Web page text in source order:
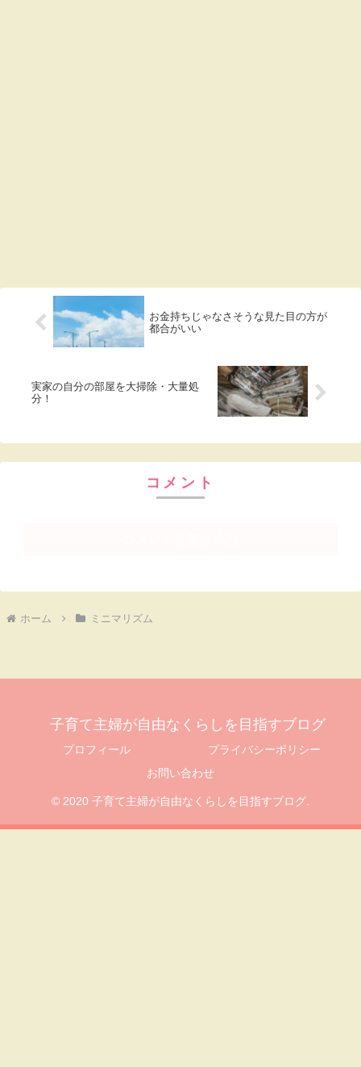
お金持ちじゃなさそうな見た目の方が
都合がいい
実家の自分の部屋を大掃除・大量処
分！
コメント
ホーム ミニマリズム
子育て主婦が自由なくらしを目指すブログ
プロフィール
プライバシーポリシー
お問い合わせ
© 2020 子育て主婦が自由なくらしを目指すブログ.